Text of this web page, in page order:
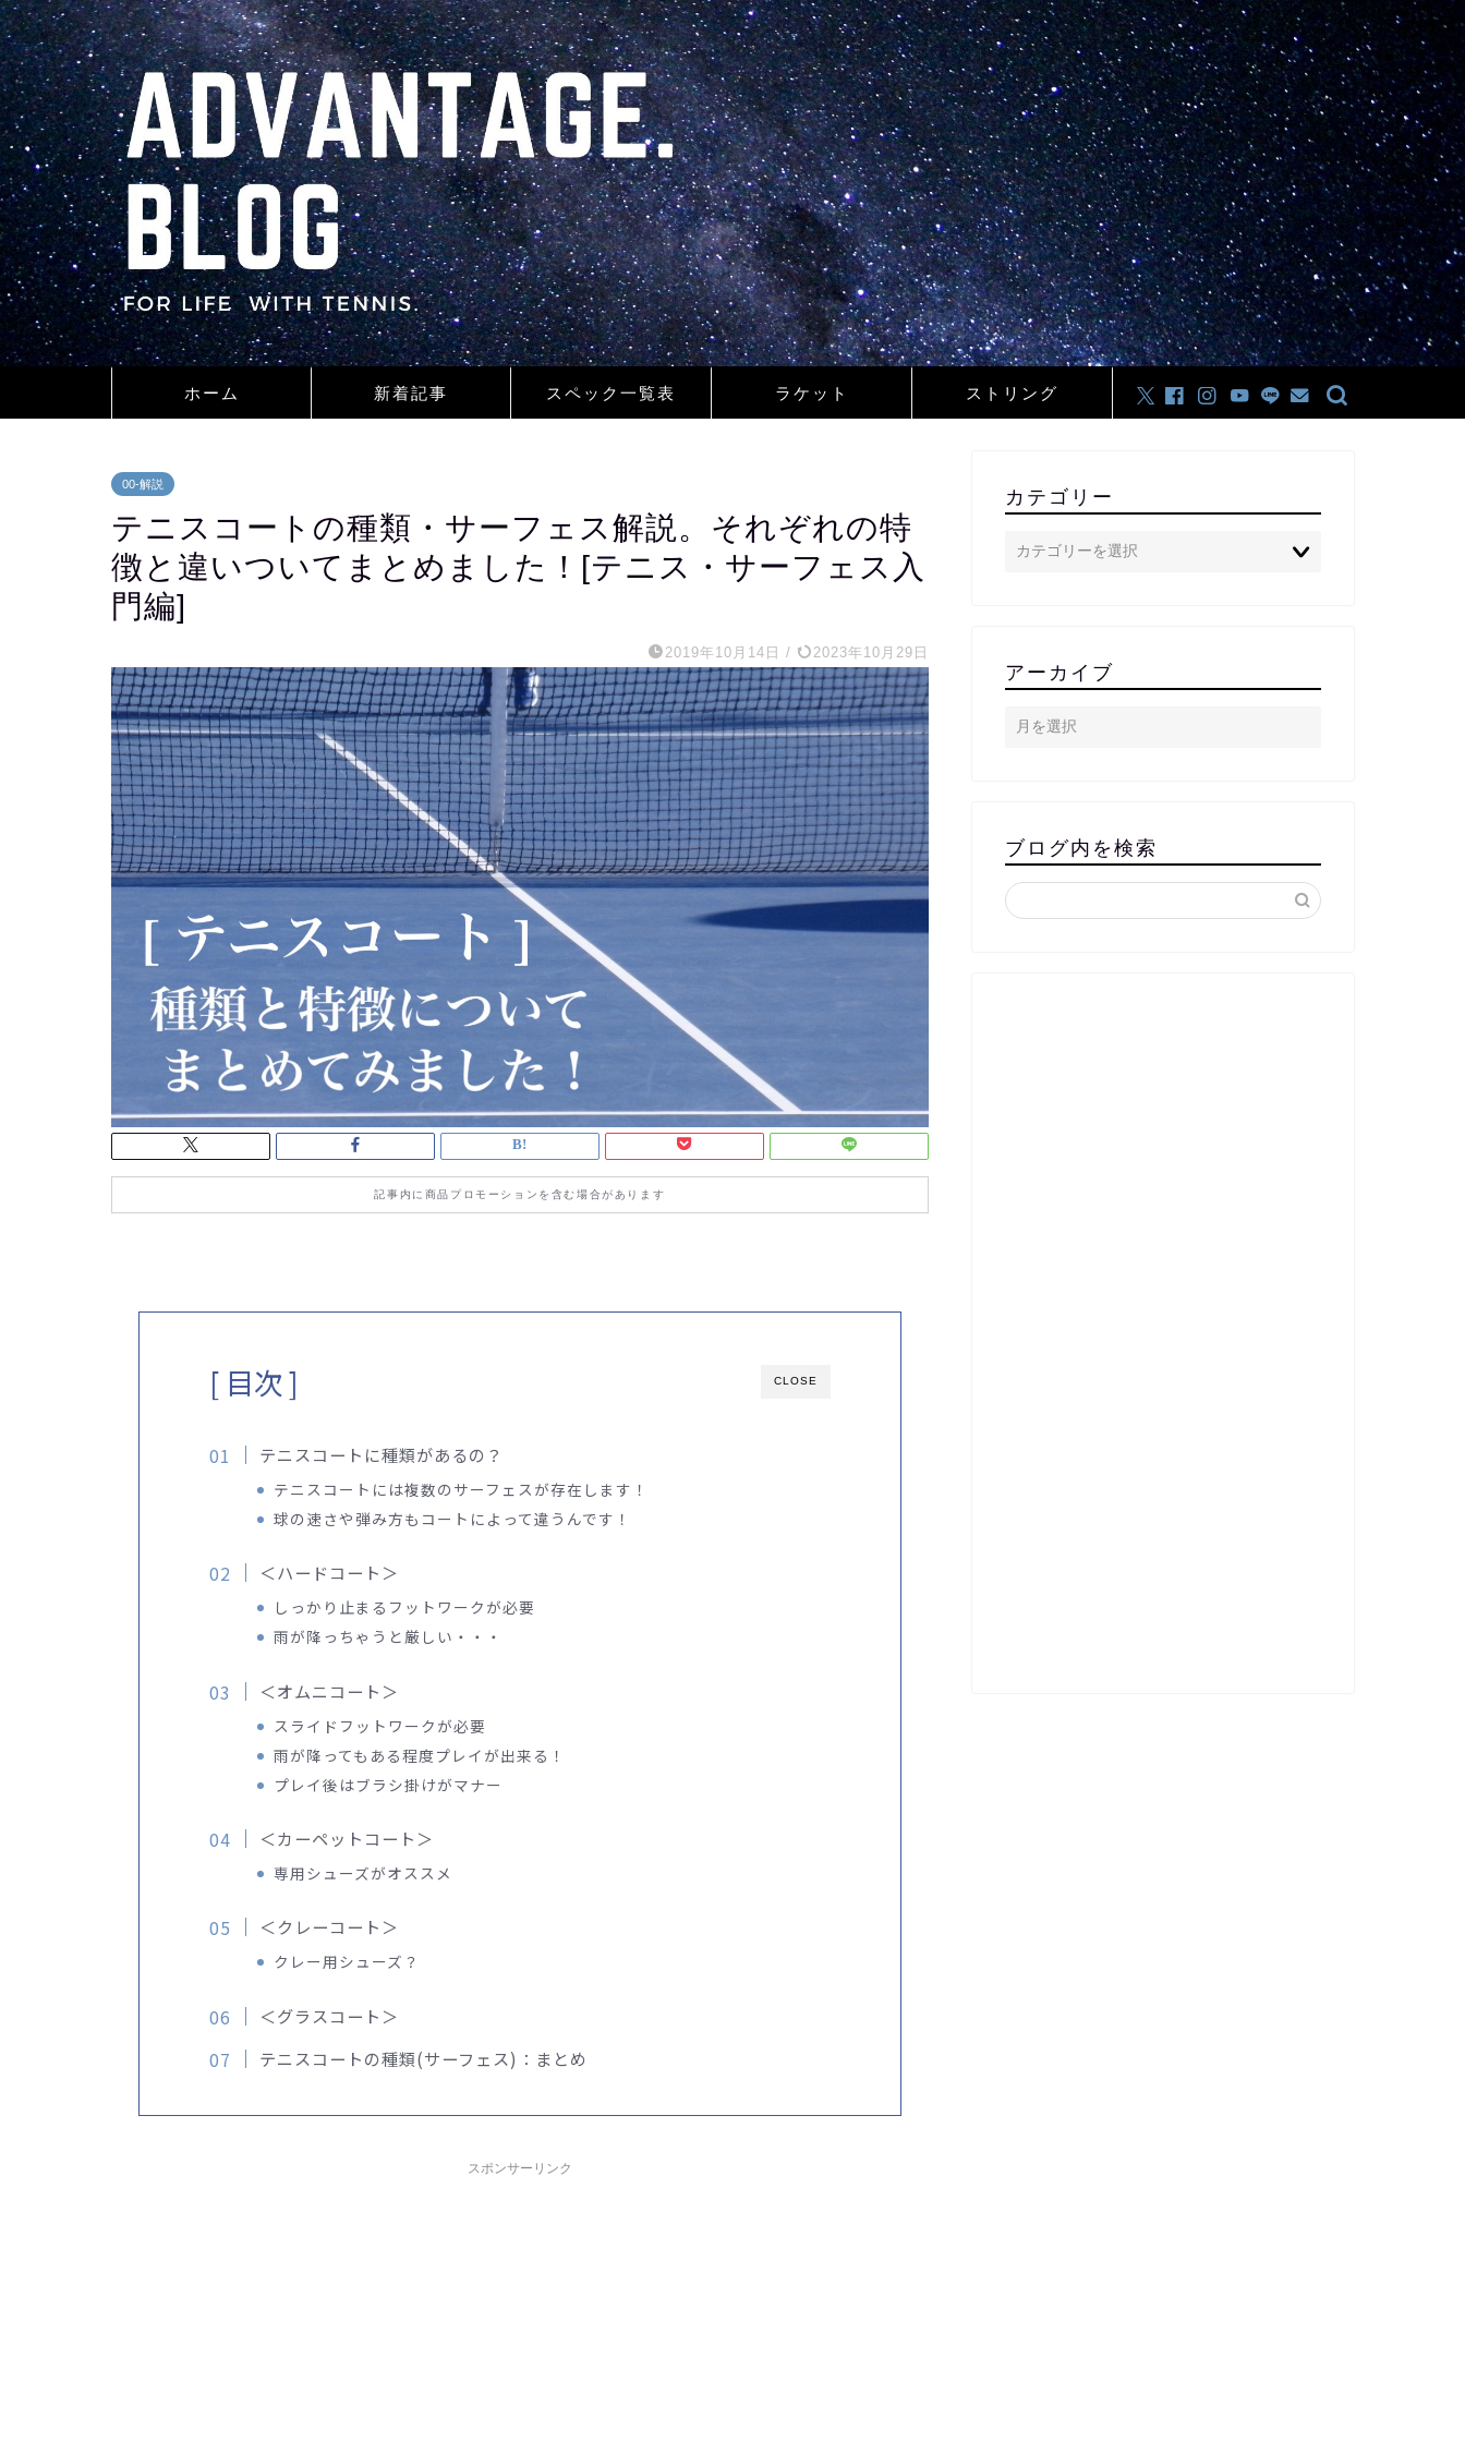
ホーム 新着記事 スペック一覧表 ラケット ストリング
00-解説
テニスコートの種類・サーフェス解説。それぞれの特
徴と違いついてまとめました！[テニス・サーフェス入
門編]
2019年10月14日 / 2023年10月29日
記事内に商品プロモーションを含む場合があります
CLOSE
[ 目次 ]
テニスコートに種類があるの？
テニスコートには複数のサーフェスが存在します！
球の速さや弾み方もコートによって違うんです！
＜ハードコート＞
しっかり止まるフットワークが必要
雨が降っちゃうと厳しい・・・
＜オムニコート＞
スライドフットワークが必要
雨が降ってもある程度プレイが出来る！
プレイ後はブラシ掛けがマナー
＜カーペットコート＞
専用シューズがオススメ
＜クレーコート＞
クレー用シューズ？
＜グラスコート＞
テニスコートの種類(サーフェス)：まとめ
スポンサーリンク
カテゴリー
アーカイブ
ブログ内を検索